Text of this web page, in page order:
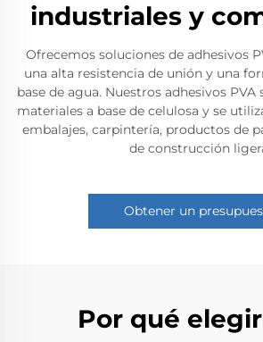
industriales y
Ofrecemos soluciones de adhesivos
una alta resistencia de unión y una
base de agua. Nuestros adhesivos PVA
materiales a base de celulosa y se
embalajes, carpintería, productos de
de construcción
Obtener un
Por qué